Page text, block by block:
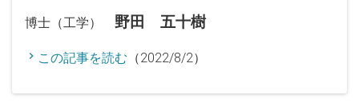
博士（工学） 野田 五十樹
この記事を読む （2022/8/2）